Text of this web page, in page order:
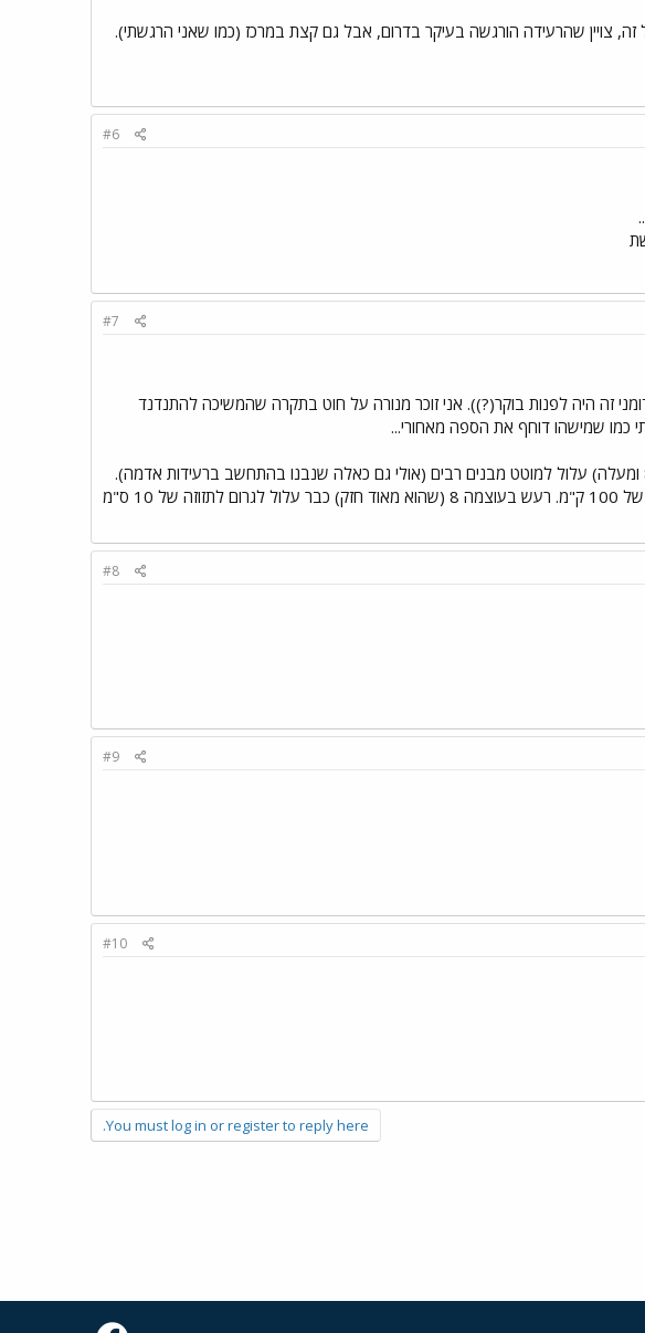
צויין שהרעידה הורגשה בעיקר בדרום, אבל גם קצת במרכז (כמו שאני הרגשתי).
#6
#7
במיטה (כמדומני זה היה לפנות בוקר(?)). אני זוכר מנורה על חוט בתקרה שהמשיכה להתנדנד
כשזה חלש, אז זו רק חוויה.... הבעיה היא שרעש אדמה ממש חזק (נניח בעוצה 8 ומעלה) עלול למוטט מבנים רבים (אולי גם כאלה שנבנו בהתחשב ברעידות אדמה).
לפי מה שקראתי רעש של עוצמה 5 גורם לתזוזה של עשירית המילימטר במרחק של 100 ק"מ. רעש בעוצמה 8 (שהוא מאוד חזק) כבר עלול לגרום לתזוזה של 10 ס"מ
#8
#9
#10
You must log in or register to reply here.